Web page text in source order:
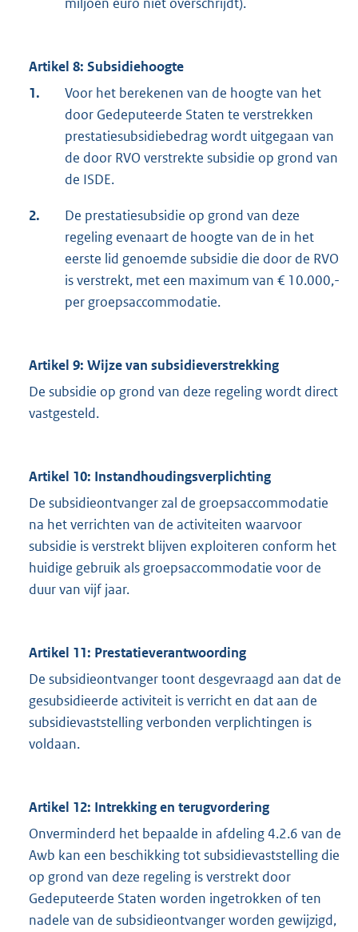
Artikel 8: Subsidiehoogte
1.
Voor het berekenen van de hoogte van het
door Gedeputeerde Staten te verstrekken
prestatiesubsidiebedrag wordt uitgegaan van
de door RVO verstrekte subsidie op grond van
de ISDE.
2.
De prestatiesubsidie op grond van deze
regeling evenaart de hoogte van de in het
eerste lid genoemde subsidie die door de RVO
is verstrekt, met een maximum van € 10.000,-
per groepsaccommodatie.
Artikel 9: Wijze van subsidieverstrekking
De subsidie op grond van deze regeling wordt direct
vastgesteld.
Artikel 10: Instandhoudingsverplichting
De subsidieontvanger zal de groepsaccommodatie
na het verrichten van de activiteiten waarvoor
subsidie is verstrekt blijven exploiteren conform het
huidige gebruik als groepsaccommodatie voor de
duur van vijf jaar.
Artikel 11: Prestatieverantwoording
De subsidieontvanger toont desgevraagd aan dat de
gesubsidieerde activiteit is verricht en dat aan de
subsidievaststelling verbonden verplichtingen is
voldaan.
Artikel 12: Intrekking en terugvordering
Onverminderd het bepaalde in afdeling 4.2.6 van de
Awb kan een beschikking tot subsidievaststelling die
op grond van deze regeling is verstrekt door
Gedeputeerde Staten worden ingetrokken of ten
nadele van de subsidieontvanger worden gewijzigd,